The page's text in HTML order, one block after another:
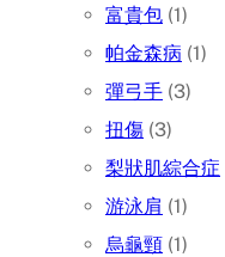
富貴包 (1)
帕金森病 (1)
彈弓手 (3)
扭傷 (3)
梨狀肌綜合症
游泳肩 (1)
烏龜頸 (1)